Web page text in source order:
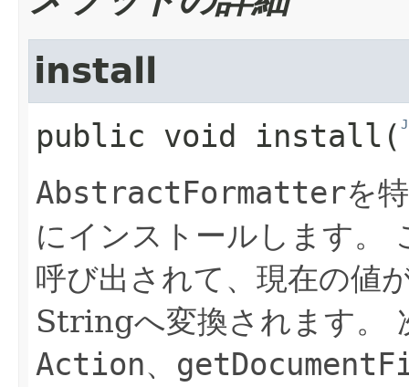
install
public void install ​(
AbstractFormatterを
にインストールします。
呼び出されて、現在の値
Stringへ変換されます。
Action、